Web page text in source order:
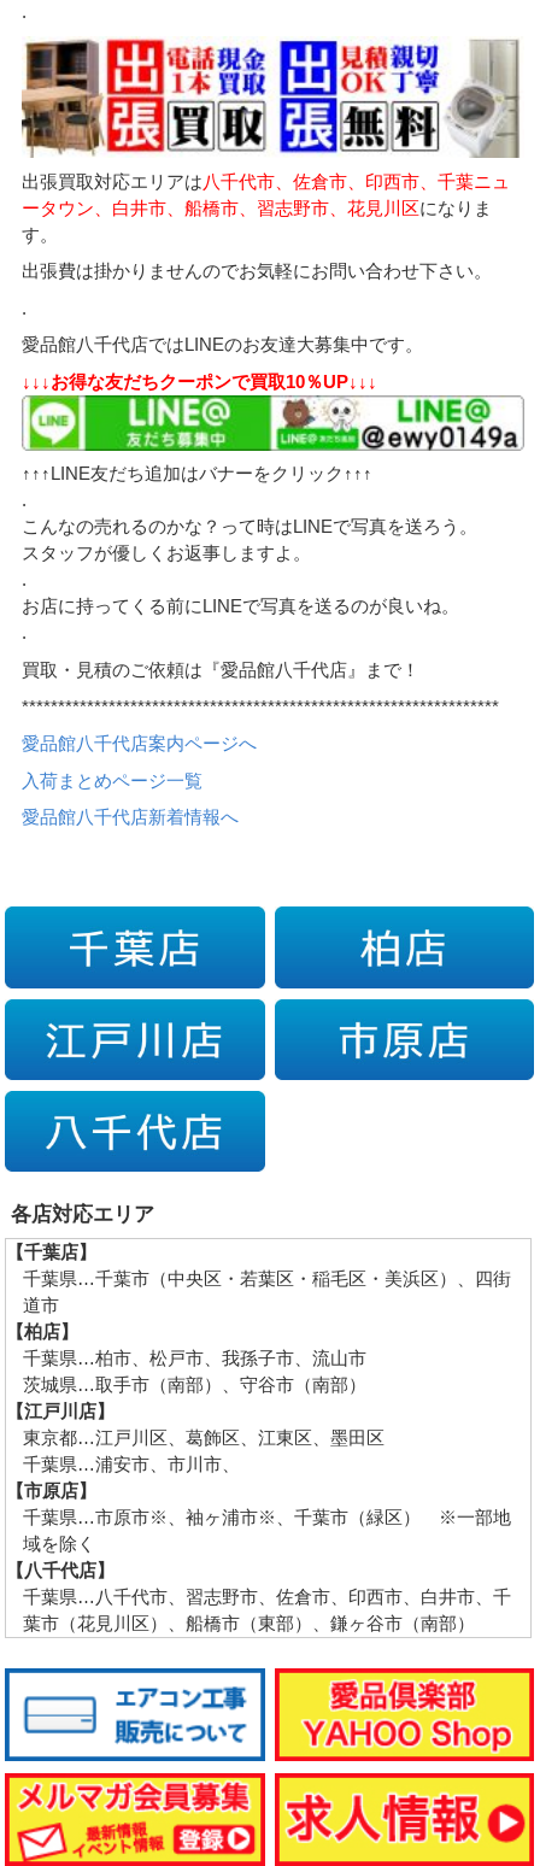
.
出張買取対応エリアは八千代市、佐倉市、印西市、千葉ニュ
ータウン、白井市、船橋市、習志野市、花見川区になりま
す。
出張費は掛かりませんのでお気軽にお問い合わせ下さい。
.
愛品館八千代店ではLINEのお友達大募集中です。
↓↓↓お得な友だちクーポンで買取10％UP↓↓↓
↑↑↑LINE友だち追加はバナーをクリック↑↑↑
.
こんなの売れるのかな？って時はLINEで写真を送ろう。
スタッフが優しくお返事しますよ。
.
お店に持ってくる前にLINEで写真を送るのが良いね。
.
買取・見積のご依頼は『愛品館八千代店』まで！
******************************************************************
愛品館八千代店案内ページへ
入荷まとめページ一覧
愛品館八千代店新着情報へ
各店対応エリア
【千葉店】
千葉県…千葉市（中央区・若葉区・稲毛区・美浜区）、四街
道市
【柏店】
千葉県…柏市、松戸市、我孫子市、流山市
茨城県…取手市（南部）、守谷市（南部）
【江戸川店】
東京都…江戸川区、葛飾区、江東区、墨田区
千葉県…浦安市、市川市、
【市原店】
千葉県…市原市※、袖ヶ浦市※、千葉市（緑区） ※一部地
域を除く
【八千代店】
千葉県…八千代市、習志野市、佐倉市、印西市、白井市、千
葉市（花見川区）、船橋市（東部）、鎌ヶ谷市（南部）